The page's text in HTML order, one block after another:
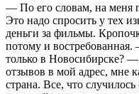
— По его словам, на меня
Это надо спросить у тех
деньги за фильмы.
потому и
только в Новосибирске?
отзывов в мой адрес, мне
страна. Все, что